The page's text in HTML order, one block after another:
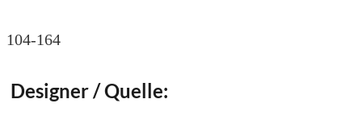
104-164
Designer / Quelle: